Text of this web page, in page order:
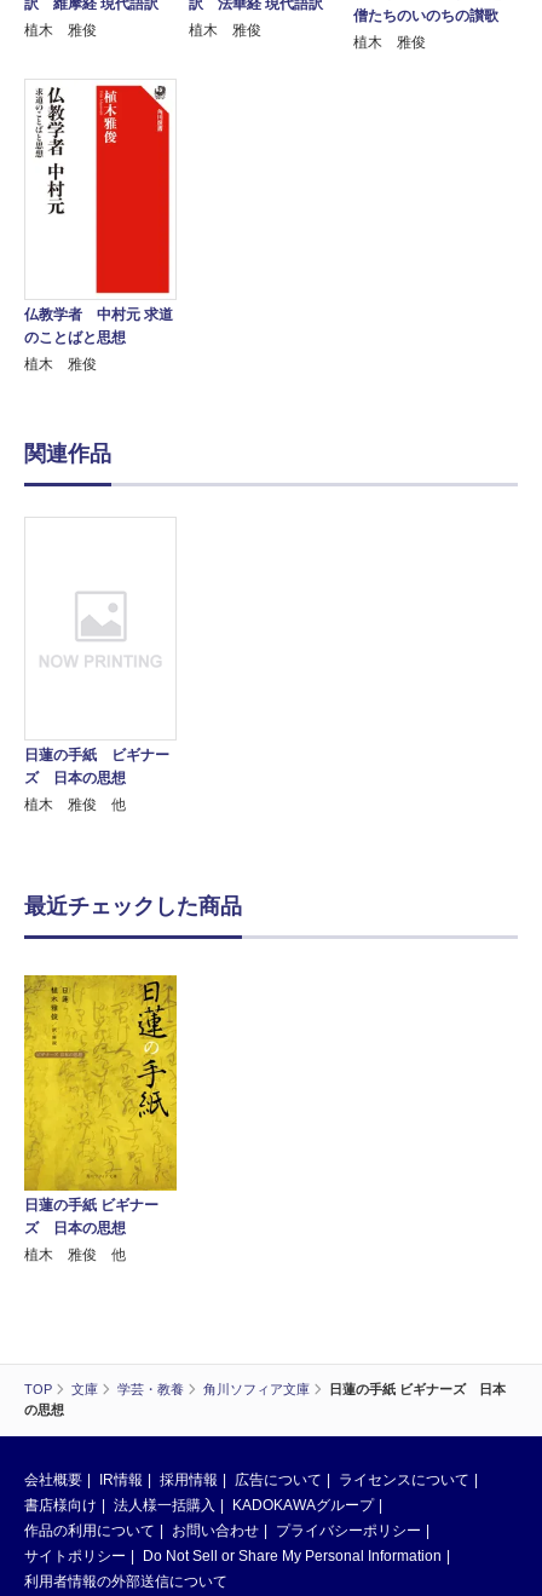
TOP 文庫 学芸・教養 角川ソフィア文庫
日蓮の手紙 ビギナーズ 日本
の思想
訳 維摩経 現代語訳
植木 雅俊
訳 法華経 現代語訳
植木 雅俊
僧たちのいのちの讃歌
植木 雅俊
仏教学者 中村元 求道
のことばと思想
植木 雅俊
関連作品
日蓮の手紙 ビギナー
ズ 日本の思想
植木 雅俊 他
最近チェックした商品
日蓮の手紙 ビギナー
ズ 日本の思想
植木 雅俊 他
会社概要 IR情報 採用情報 広告について
ライセンスについて
書店様向け
法人様一括購入
KADOKAWAグループ
作品の利用について
お問い合わせ
プライバシーポリシー
サイトポリシー
Do Not Sell or Share My Personal Information
利用者情報の外部送信について